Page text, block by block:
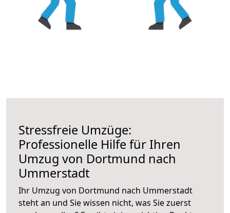
Stressfreie Umzüge:
Professionelle Hilfe für Ihren
Umzug von Dortmund nach
Ummerstadt
Ihr Umzug von Dortmund nach Ummerstadt
steht an und Sie wissen nicht, was Sie zuerst